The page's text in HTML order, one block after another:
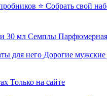
⭐ Собрать свой
30 мл Семплы
для него Дорогие мужские
Только на сайте